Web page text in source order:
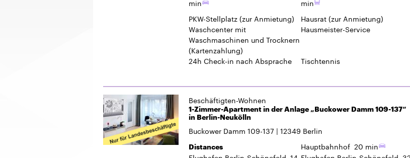
Beschäftigten-Wohnen
1-Zimmer-Apartment in der Anlage „Buckower Damm 109-137“
in Berlin-Neukölln
Buckower Damm 109-137
Distances Hauptbahnhof
min
min
PKW-Stellplatz(zur Anmietung)
Waschmaschinen und Trocknern
Hausmeister-Service
24h Check-in
Balkon(teilweise)